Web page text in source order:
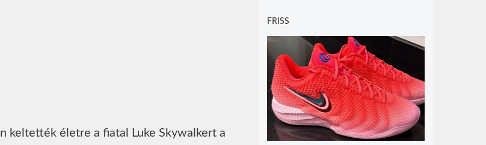
keltették életre a fiatal Luke Skywalkert a
FRISS